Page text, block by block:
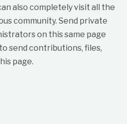
also completely visit all the
community. Send private
on this same page
send contributions, files,
page.